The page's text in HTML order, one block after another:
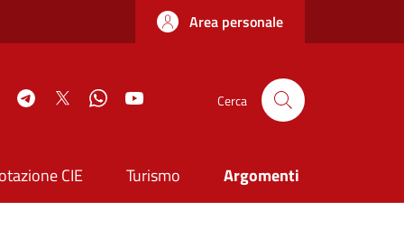
Area personale
InstagramTelegramTwitter WhatsApp Cerca
CIE Turismo Argomenti